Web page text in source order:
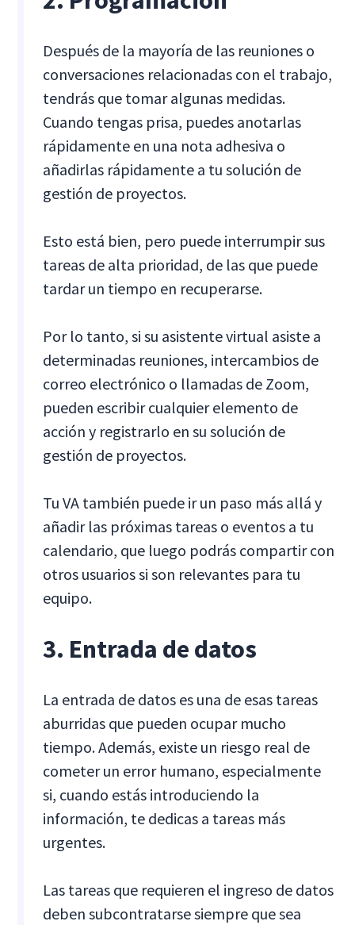
Después de la mayoría de las reuniones o
conversaciones relacionadas con el trabajo,
tendrás que tomar algunas medidas.
Cuando tengas prisa, puedes anotarlas
rápidamente en una nota adhesiva o
añadirlas rápidamente a tu solución de
gestión de proyectos.
Esto está bien, pero puede interrumpir sus
tareas de alta prioridad, de las que puede
tardar un tiempo en recuperarse.
Por lo tanto, si su asistente virtual asiste a
determinadas reuniones, intercambios de
correo electrónico o llamadas de Zoom,
pueden escribir cualquier elemento de
acción y registrarlo en su solución de
gestión de proyectos.
Tu VA también puede ir un paso más allá y
añadir las próximas tareas o eventos a tu
calendario, que luego podrás compartir con
otros usuarios si son relevantes para tu
equipo.
3. Entrada de datos
La entrada de datos es una de esas tareas
aburridas que pueden ocupar mucho
tiempo. Además, existe un riesgo real de
cometer un error humano, especialmente
si, cuando estás introduciendo la
información, te dedicas a tareas más
urgentes.
Las tareas que requieren el ingreso de datos
deben subcontratarse siempre que sea